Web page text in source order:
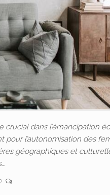
dans l’émancipation
pour l’autonomisation des
géographiques et